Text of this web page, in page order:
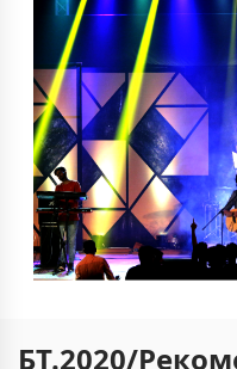
БТ.2020/